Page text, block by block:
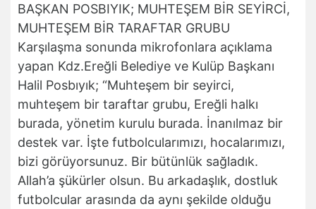
BAŞKAN POSBIYIK; MUHTEŞEM BİR SEYİRCİ,
MUHTEŞEM BİR TARAFTAR GRUBU
Karşılaşma sonunda mikrofonlara açıklama
yapan Kdz.Ereğli Belediye ve Kulüp Başkanı
Halil Posbıyık; “Muhteşem bir seyirci,
muhteşem bir taraftar grubu, Ereğli halkı
burada, yönetim kurulu burada. İnanılmaz bir
destek var. İşte futbolcularımızı, hocalarımızı,
bizi görüyorsunuz. Bir bütünlük sağladık.
Allah’a şükürler olsun. Bu arkadaşlık, dostluk
futbolcular arasında da aynı şekilde olduğu